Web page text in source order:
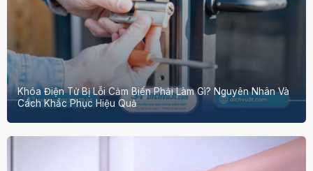
Khóa Điện Tử Bị Lỗi Cảm Biến Phải Làm Gì? Nguyên Nhân Và
Cách Khắc Phục Hiệu Quả